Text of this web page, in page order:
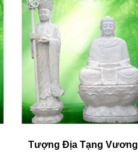
Tượng Địa Tạng Vương